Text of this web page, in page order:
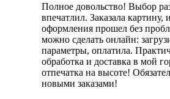
Полное довольство! Выбор
впечатлил. Заказала картину,
оформления прошел без
можно сделать онлайн:
параметры, оплатила.
обработка и доставка в мой
отпечатка на высоте!
новыми заказами!